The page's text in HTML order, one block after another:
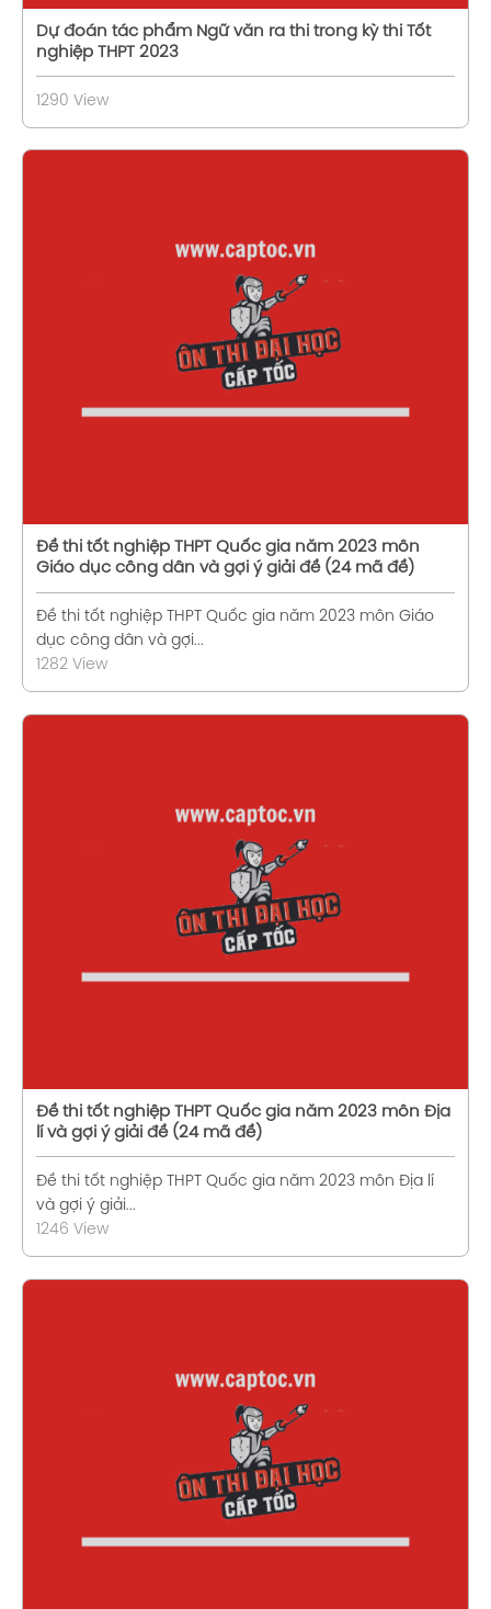
Dự đoán tác phẩm Ngữ văn ra thi trong kỳ thi Tốt
nghiệp THPT 2023
1290 View
Xem chi tiết
Đề thi tốt nghiệp THPT Quốc gia năm 2023 môn
Giáo dục công dân và gợi ý giải đề (24 mã đề)
Đề thi tốt nghiệp THPT Quốc gia năm 2023 môn Giáo
dục công dân và gợi...
1282 View
Xem chi tiết
Đề thi tốt nghiệp THPT Quốc gia năm 2023 môn Địa
lí và gợi ý giải đề (24 mã đề)
Đề thi tốt nghiệp THPT Quốc gia năm 2023 môn Địa lí
và gợi ý giải...
1246 View
Xem chi tiết